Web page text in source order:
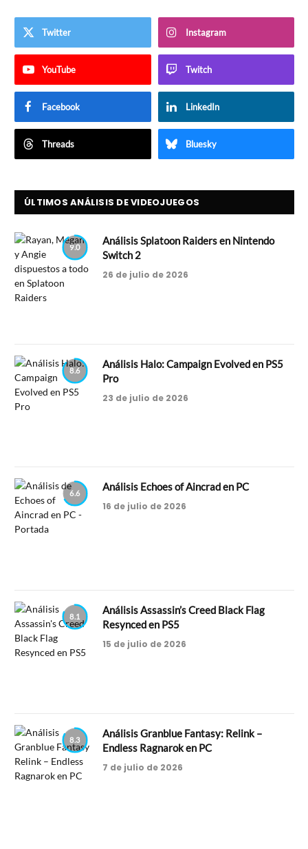
Twitter Instagram
YouTube Twitch
Facebook LinkedIn
Threads Bluesky
ÚLTIMOS ANÁLISIS DE VIDEOJUEGOS
9.0
Análisis Splatoon Raiders en Nintendo
Switch 2
26 de julio de 2026
8.6
Análisis Halo: Campaign Evolved en PS5
Pro
23 de julio de 2026
6.6
Análisis Echoes of Aincrad en PC
16 de julio de 2026
8.1
Análisis Assassin’s Creed Black Flag
Resynced en PS5
15 de julio de 2026
8.3
Análisis Granblue Fantasy: Relink –
Endless Ragnarok en PC
7 de julio de 2026